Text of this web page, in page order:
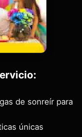
de sonreír para
únicas